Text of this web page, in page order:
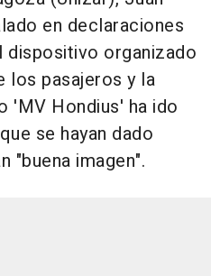
en declaraciones
dispositivo organizado
los pasajeros y la
'MV Hondius' ha ido
se hayan dado
"buena imagen".